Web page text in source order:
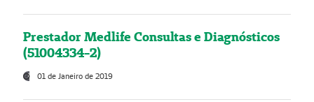
Prestador Medlife Consultas e Diagnósticos
(51004334-2)
01 de Janeiro de 2019